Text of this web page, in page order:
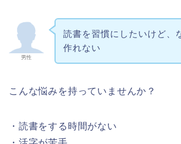
男性
読書を習慣にしたいけど、
作れない
こんな悩みを持っていませんか？
・読書をする時間がない